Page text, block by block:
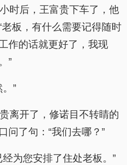
时后，王富贵下车了，他
板，有什么需要记得随时
作的话就更好了，我现
”
”
离开了，修诺目不转睛的
问了句：“我们去哪？”
为您安排了住处老板。”